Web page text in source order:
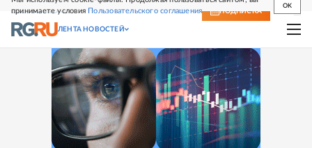
принимаете условия Пользовательского соглашения
OK
СВЕЖИЙ НОМЕР ПОДПИСКА
ЛЕНТА НОВОСТЕЙ